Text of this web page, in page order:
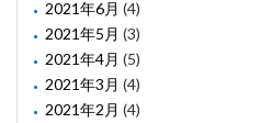
2021年6月 (4)
2021年5月 (3)
2021年4月 (5)
2021年3月 (4)
2021年2月 (4)